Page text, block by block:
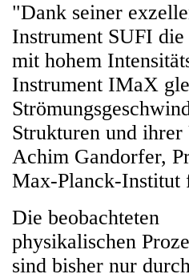
"Dank seiner
Instrument SUFI
mit hohem
Instrument IMaX
Strukturen und
Achim Gandorfer,
Max-Planck-Institut
Die beobachteten
physikalischen
sind bisher nur